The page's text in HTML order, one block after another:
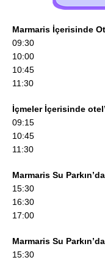
Marmaris İçerisinde
09:30
10:00
10:45
11:30
İçmeler İçerisinde
09:15
10:45
11:30
Marmaris Su
15:30
16:30
17:00
Marmaris Su
15:30